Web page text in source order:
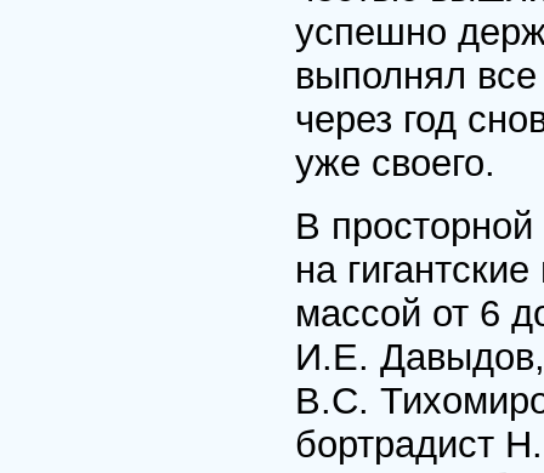
успешно
выполнял
через год
уже своего.
В
на
массой от 6
И.Е.
B.C.
бортрадист